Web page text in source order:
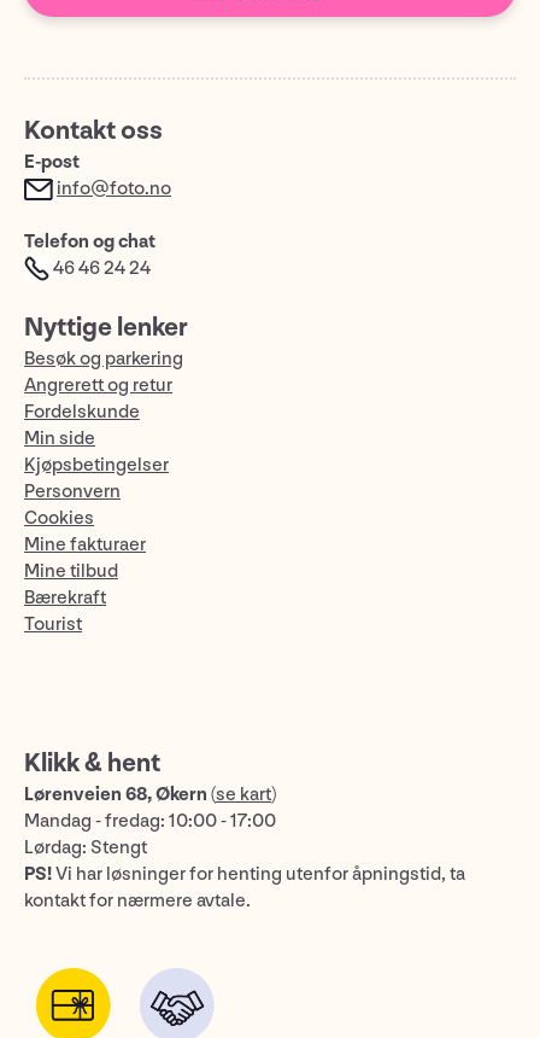
Kontakt oss
E-post
info@foto.no
Telefon og chat
46 46 24 24
Nyttige lenker
Besøk og parkering
Angrerett og retur
Fordelskunde
Min side
Kjøpsbetingelser
Personvern
Cookies
Mine fakturaer
Mine tilbud
Bærekraft
Tourist
Klikk & hent
Lørenveien 68, Økern (se kart)
Mandag - fredag: 10:00 - 17:00
Lørdag: Stengt
PS!Vi har løsninger for henting utenfor åpningstid, ta
kontakt for nærmere avtale.